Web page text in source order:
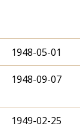
1948-05-01
1948-09-07
1949-02-25